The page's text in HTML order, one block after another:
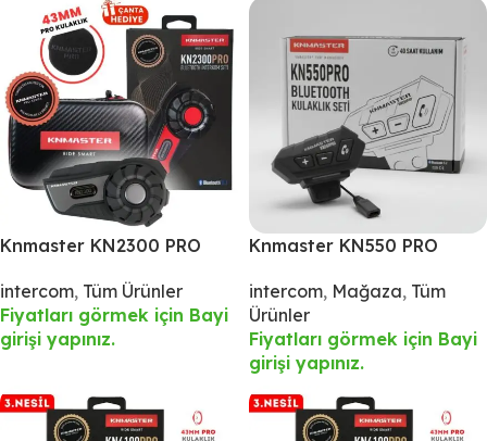
Knmaster KN2300 PRO
Bluetooth Intercom
Kulaklık Seti
intercom, Tüm Ürünler
Fiyatları görmek için Bayi
girişi yapınız.
Knmaster KN550 PRO
Kulaklık Mikrofon Seti
intercom, Mağaza, Tüm
Ürünler
Fiyatları görmek için Bayi
girişi yapınız.